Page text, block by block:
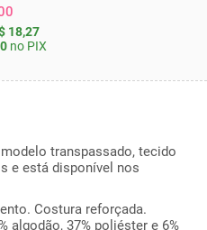
18,27
no PIX
transpassado, tecido
e está disponível nos
Costura reforçada.
algodão, 37% poliéster e 6%